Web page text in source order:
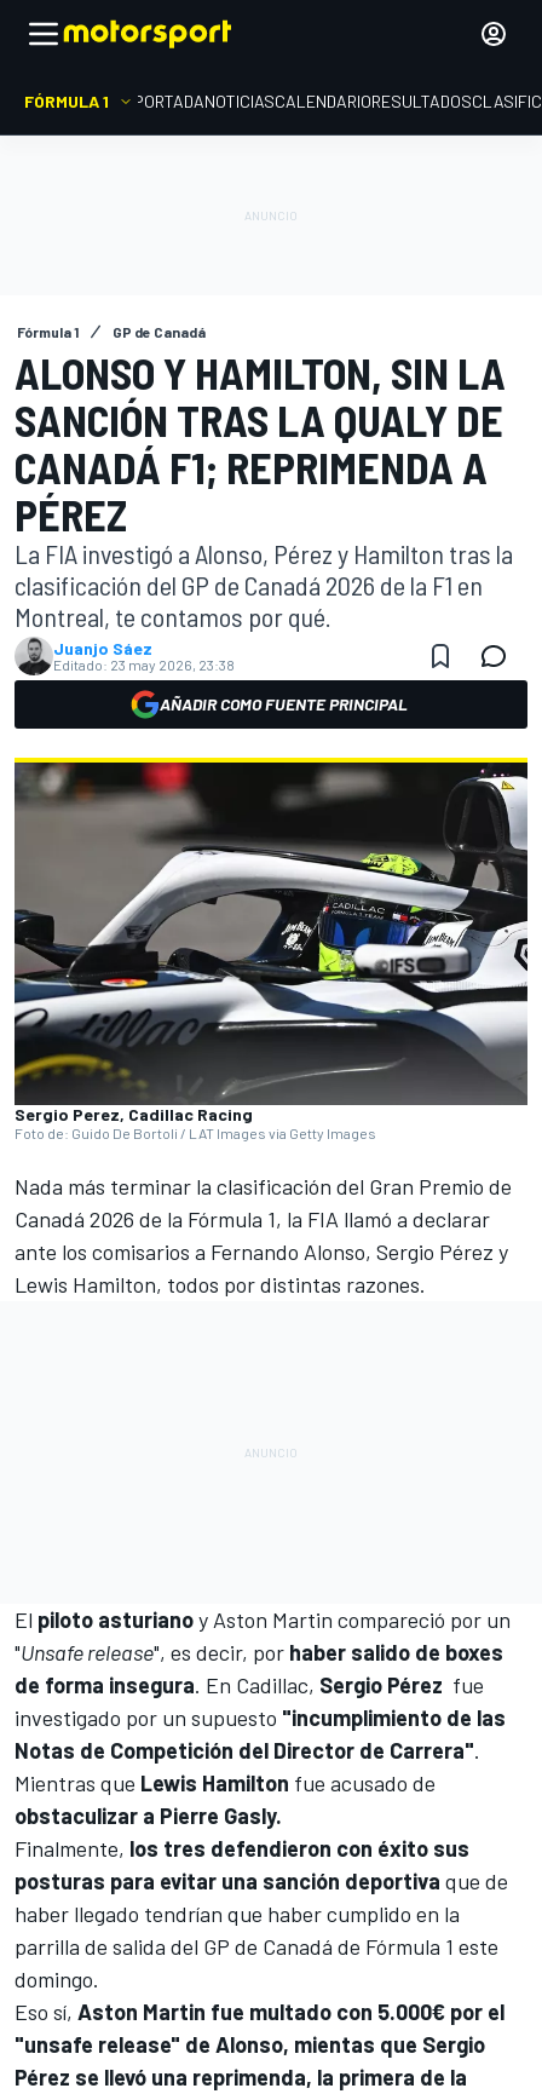
FÓRMULA 1 PORTADANOTICIASCALENDARIORESULTADOS
Fórmula 1 GP de Canadá
ALONSO Y HAMILTON, SIN LA
SANCIÓN TRAS LA QUALY DE
CANADÁ F1; REPRIMENDA A
PÉREZ
La FIA investigó a Alonso, Pérez y Hamilton tras la
clasificación del GP de Canadá 2026 de la F1 en
Montreal, te contamos por qué.
Juanjo Sáez
Editado: 23 may 2026, 23:38
AÑADIR COMO FUENTE PRINCIPAL
Sergio Perez, Cadillac Racing
Foto de: Guido De Bortoli / LAT Images via Getty Images
Nada más terminar la clasificación del Gran Premio de
Canadá 2026 de la Fórmula 1, la FIA llamó a declarar
ante los comisarios a Fernando Alonso, Sergio Pérez y
Lewis Hamilton, todos por distintas razones.
El piloto asturianoy Aston Martin compareció por un
"Unsafe release", es decir, por haber salido de boxes
de forma insegura. En Cadillac, Sergio Pérez fue
investigado por un supuesto "incumplimiento de las
Notas de Competición del Director de Carrera".
Mientras que Lewis Hamilton fue acusado de
obstaculizar a Pierre Gasly.
Finalmente, los tres defendieron con éxito sus
posturas para evitar una sanción deportiva que de
haber llegado tendrían que haber cumplido en la
parrilla de salida del GP de Canadá de Fórmula 1 este
domingo.
Eso sí, Aston Martin fue multado con 5.000€ por el
"unsafe release" de Alonso, mientas que Sergio
Pérez se llevó una reprimenda, la primera de la